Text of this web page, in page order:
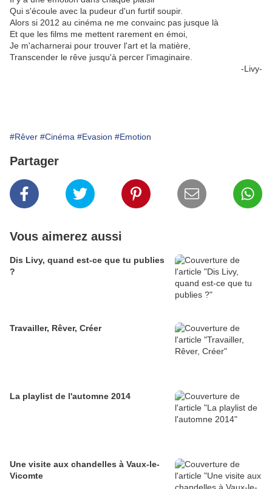
Qui s'écoule avec la pudeur d'un furtif soupir.
Alors si 2012 au cinéma ne me convainc pas jusque là
Et que les films me mettent rarement en émoi,
Je m'acharnerai pour trouver l'art et la matière,
Transcender le rêve jusqu'à percer l'imaginaire.
-Livy-
#Rêver #Cinéma #Evasion #Emotion
Partager
Vous aimerez aussi
Dis Livy, quand est-ce que tu publies
?
Travailler, Rêver, Créer
La playlist de l'automne 2014
Une visite aux chandelles à Vaux-le-
Vicomte